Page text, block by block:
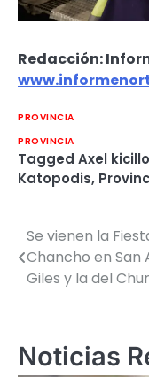
Redacción:
PROVINCIA
PROVINCIA
Tagged Axel
Katopodis,
Navegación
de
Se vienen la
Chancho en San
Giles y la del
Noticias